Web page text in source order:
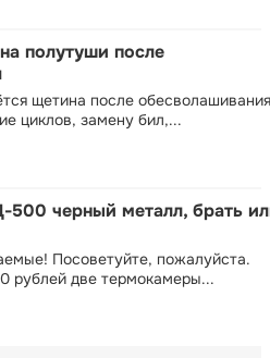
полутуши после
щетина после
циклов, замену бил,...
черный металл, брать
Посоветуйте, пожалуйста.
рублей две термокамеры...